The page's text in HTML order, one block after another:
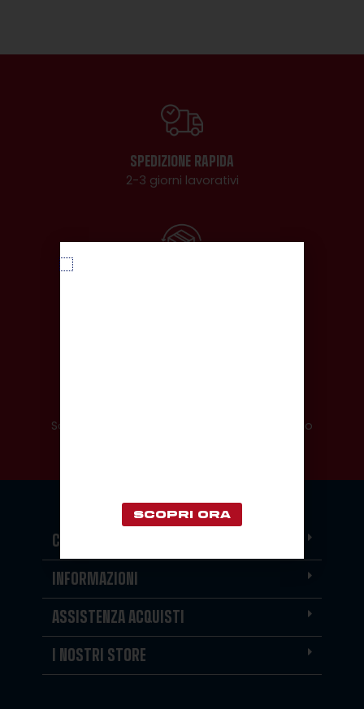
SPEDIZIONE RAPIDA
2-3 giorni lavorativi
Scegli il tuo metodo di pagamento preferito
CATEGORIE PRINCIPALI
INFORMAZIONI
ASSISTENZA ACQUISTI
I NOSTRI STORE
SCOPRI ORA